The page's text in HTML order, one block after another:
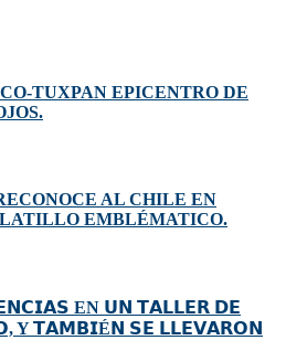
TUXPAN EPICENTRO DE
AL CHILE EN
EMBLÉMATICO.
EN 𝗨𝗡 𝗧𝗔𝗟𝗟𝗘𝗥 𝗗𝗘
Y 𝗧𝗔𝗠𝗕𝗜É𝗡 𝗦𝗘 𝗟𝗟𝗘𝗩𝗔𝗥𝗢𝗡